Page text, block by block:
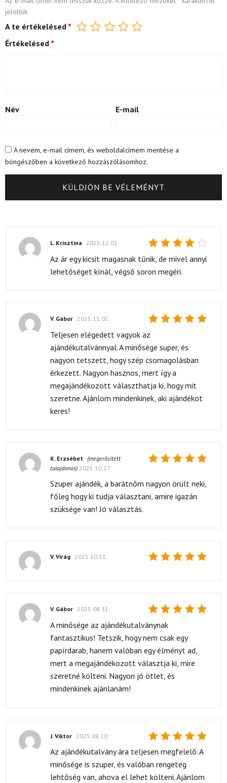
jelöltük
A te értékelésed *
Értékelésed *
Név E-mail
A nevem, e-mail címem, és weboldalcímem mentése a
böngészőben a következő hozzászólásomhoz.
Értékelés:
/ 5
L. Krisztina 2025.12.01.
Az ár egy kicsit magasnak tűnik, de mivel annyi
lehetőséget kínál, végső soron megéri.
Értékelés:
V. Gábor 2025.11.02.
Teljesen elégedett vagyok az
ajándékutalvánnyal. A minősége super, és
nagyon tetszett, hogy szép csomagolásban
érkezett. Nagyon hasznos, mert így a
megajándékozott választhatja ki, hogy mit
szeretne. Ajánlom mindenkinek, aki ajándékot
keres!
5/ 5
K. Erzsébet (megerősített
tulajdonos) 2025.10.27.
Szuper ajándék, a barátnőm nagyon örült neki,
főleg hogy ki tudja választani, amire igazán
szüksége van! Jó választás.
V. Virág 2025.10.11.
Értékelés:
5
V. Gábor 2025.08.31.
A minősége az ajándékutalványnak
fantasztikus! Tetszik, hogy nem csak egy
papírdarab, hanem valóban egy élményt ad,
mert a megajándékozott választja ki, mire
szeretné költeni. Nagyon jó ötlet, és
mindenkinek ajánlanám!
Értékelés:
/ 5
J. Viktor 2025.08.20.
Az ajándékutalvány ára teljesen megfelelő. A
minősége is szuper, és valóban rengeteg
lehtőség van, ahova el lehet költeni. Ajánlom